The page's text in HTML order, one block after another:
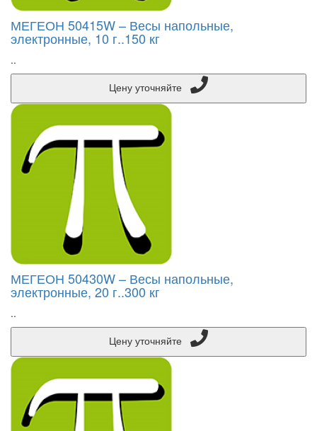
МЕГЕОН 50415W – Весы напольные,
электронные, 10 г..150 кг
..
МЕГЕОН 50430W – Весы напольные,
электронные, 20 г..300 кг
..